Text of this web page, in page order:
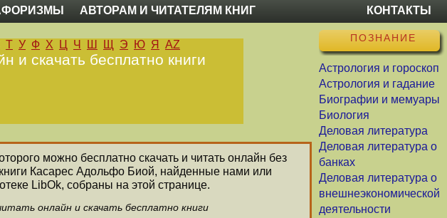
АВТОРАМ И ЧИТАТЕЛЯМ КНИГ КОНТАКТЫ
ПОЗНАНИЕ
Астрология и гороскоп
Астрология и гадание
Биографии и мемуары
Биология
Деловая литература
Деловая литература о
банках
Деловая литература о
внешнеэкономической
деятельности
Т У Ф Х Ц Ч Ш Щ Э Ю Я AZ
и скачать бесплатно книги
можно бесплатно скачать и читать онлайн без
Касарес Адольфо Биой, найденные нами или
LibOk, собраны на этой странице.
онлайн и скачать бесплатно книги